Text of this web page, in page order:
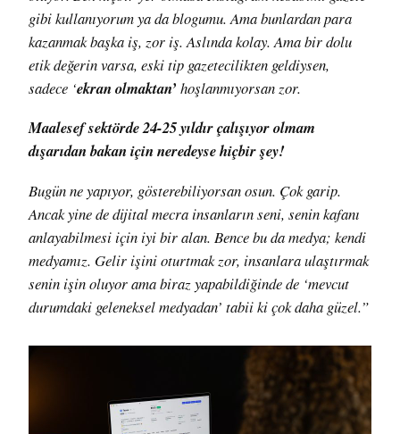
gibi kullanıyorum ya da blogumu. Ama bunlardan para
kazanmak başka iş, zor iş. Aslında kolay. Ama bir dolu
etik değerin varsa, eski tip gazetecilikten geldiysen,
sadece ‘ekran olmaktan’ hoşlanmıyorsan zor.
Maalesef sektörde 24-25 yıldır çalışıyor olmam
dışarıdan bakan için neredeyse hiçbir şey!
Bugün ne yapıyor, gösterebiliyorsan osun. Çok garip.
Ancak yine de dijital mecra insanların seni, senin kafanı
anlayabilmesi için iyi bir alan. Bence bu da medya; kendi
medyamız. Gelir işini oturtmak zor, insanlara ulaştırmak
senin işin oluyor ama biraz yapabildiğinde de ‘mevcut
durumdaki geleneksel medyadan’ tabii ki çok daha güzel.”